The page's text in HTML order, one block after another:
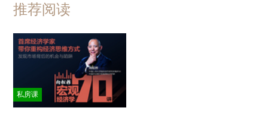
推荐阅读
私房课